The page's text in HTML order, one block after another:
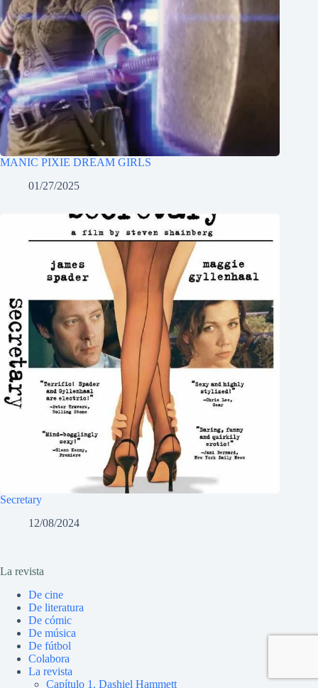
MANIC PIXIE DREAM GIRLS
01/27/2025
Secretary
12/08/2024
La revista
De cine
De literatura
De cómic
De música
De fútbol
Colabora
La revista
Capítulo 1. Dashiel Hammett